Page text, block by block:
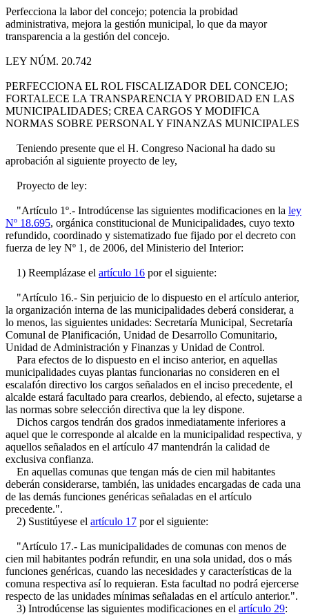
Perfecciona la labor del concejo; potencia la probidad
administrativa, mejora la gestión municipal, lo que da mayor
transparencia a la gestión del concejo.
LEY NÚM. 20.742
PERFECCIONA EL ROL FISCALIZADOR DEL CONCEJO;
FORTALECE LA TRANSPARENCIA Y PROBIDAD EN LAS
MUNICIPALIDADES; CREA CARGOS Y MODIFICA
NORMAS SOBRE PERSONAL Y FINANZAS MUNICIPALES
Teniendo presente que el H. Congreso Nacional ha dado su
aprobación al siguiente proyecto de ley,
Proyecto de ley:
"Artículo 1º.- Introdúcense las siguientes modificaciones en la ley
Nº 18.695, orgánica constitucional de Municipalidades, cuyo texto
refundido, coordinado y sistematizado fue fijado por el decreto con
fuerza de ley Nº 1, de 2006, del Ministerio del Interior:
1) Reemplázase el artículo 16 por el siguiente:
"Artículo 16.- Sin perjuicio de lo dispuesto en el artículo anterior,
la organización interna de las municipalidades deberá considerar, a
lo menos, las siguientes unidades: Secretaría Municipal, Secretaría
Comunal de Planificación, Unidad de Desarrollo Comunitario,
Unidad de Administración y Finanzas y Unidad de Control.
Para efectos de lo dispuesto en el inciso anterior, en aquellas
municipalidades cuyas plantas funcionarias no consideren en el
escalafón directivo los cargos señalados en el inciso precedente, el
alcalde estará facultado para crearlos, debiendo, al efecto, sujetarse a
las normas sobre selección directiva que la ley dispone.
Dichos cargos tendrán dos grados inmediatamente inferiores a
aquel que le corresponde al alcalde en la municipalidad respectiva, y
aquellos señalados en el artículo 47 mantendrán la calidad de
exclusiva confianza.
En aquellas comunas que tengan más de cien mil habitantes
deberán considerarse, también, las unidades encargadas de cada una
de las demás funciones genéricas señaladas en el artículo
precedente.".
2) Sustitúyese el artículo 17 por el siguiente:
"Artículo 17.- Las municipalidades de comunas con menos de
cien mil habitantes podrán refundir, en una sola unidad, dos o más
funciones genéricas, cuando las necesidades y características de la
comuna respectiva así lo requieran. Esta facultad no podrá ejercerse
respecto de las unidades mínimas señaladas en el artículo anterior.".
3) Introdúcense las siguientes modificaciones en el artículo 29: